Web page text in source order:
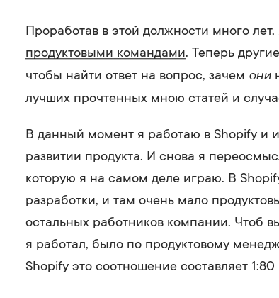
Проработав в этой должности много лет,
продуктовыми командами. Теперь
чтобы найти ответ на вопрос, зачем они
лучших прочтенных мною статей и
В данный момент я работаю в Shopify и
развитии продукта. И снова я
которую я на самом деле играю. В
разработки, и там очень мало
остальных работников компании. Чтоб
я работал, было по продуктовому
Shopify это соотношение составляет